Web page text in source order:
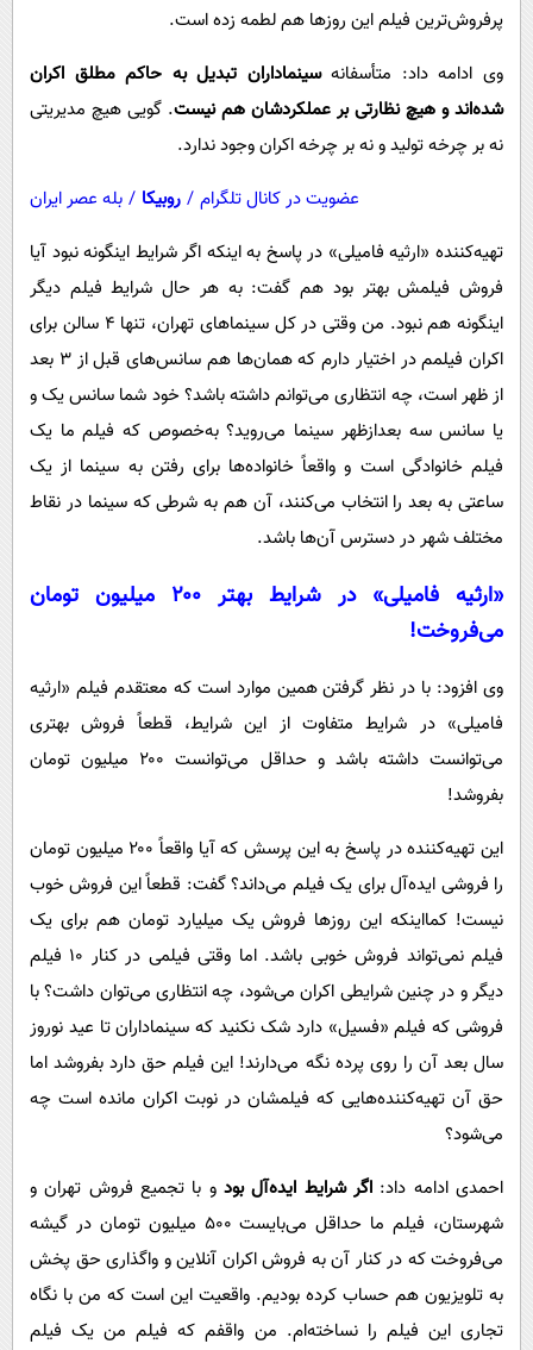
اجتماعی
سیاست خارجی
پرفروش‌ترین فیلم این روزها هم لطمه زده است.
وی ادامه داد: متأسفانهسینماداران تبدیل به حاکم مطلق اکران
شده‌اند و هیچ نظارتی بر عملکردشان هم نیست. گویی هیچ مدیریتی
نه بر چرخه تولید و نه بر چرخه اکران وجود ندارد.
عضویت در کانال تلگرام / روبیکا / بله عصر ایران
تهیه‌کننده «ارثیه فامیلی» در پاسخ به اینکه اگر شرایط اینگونه نبود آیا
فروش فیلمش بهتر بود هم گفت: به هر حال شرایط فیلم دیگر
اینگونه هم نبود. من وقتی در کل سینماهای تهران، تنها ۴ سالن برای
اکران فیلمم در اختیار دارم که همان‌ها هم سانس‌های قبل از ۳ بعد
از ظهر است، چه انتظاری می‌توانم داشته باشد؟ خود شما سانس یک و
یا سانس سه بعدازظهر سینما می‌روید؟ به‌خصوص که فیلم ما یک
فیلم خانوادگی است و واقعاً خانواده‌ها برای رفتن به سینما از یک
ساعتی به بعد را انتخاب می‌کنند، آن هم به شرطی که سینما در نقاط
مختلف شهر در دسترس آن‌ها باشد.
«ارثیه فامیلی» در شرایط بهتر ۲۰۰ میلیون تومان
می‌فروخت!
وی افزود: با در نظر گرفتن همین موارد است که معتقدم فیلم «ارثیه
فامیلی» در شرایط متفاوت از این شرایط، قطعاً فروش بهتری
می‌توانست داشته باشد و حداقل می‌توانست ۲۰۰ میلیون تومان
بفروشد!
این تهیه‌کننده در پاسخ به این پرسش که آیا واقعاً ۲۰۰ میلیون تومان
را فروشی ایده‌آل برای یک فیلم می‌داند؟ گفت: قطعاً این فروش خوب
نیست! کمااینکه این روزها فروش یک میلیارد تومان هم برای یک
فیلم نمی‌تواند فروش خوبی باشد. اما وقتی فیلمی در کنار ۱۰ فیلم
دیگر و در چنین شرایطی اکران می‌شود، چه انتظاری می‌توان داشت؟ با
فروشی که فیلم «فسیل» دارد شک نکنید که سینماداران تا عید نوروز
سال بعد آن را روی پرده نگه می‌دارند! این فیلم حق دارد بفروشد اما
حق آن تهیه‌کننده‌هایی که فیلمشان در نوبت اکران مانده است چه
می‌شود؟
احمدی ادامه داد: اگر شرایط ایده‌آل بودو با تجمیع فروش تهران و
شهرستان، فیلم ما حداقل می‌بایست ۵۰۰ میلیون تومان در گیشه
می‌فروخت که در کنار آن به فروش اکران آنلاین و واگذاری حق پخش
به تلویزیون هم حساب کرده بودیم. واقعیت این است که من با نگاه
تجاری این فیلم را نساخته‌ام. من واقفم که فیلم من یک فیلم